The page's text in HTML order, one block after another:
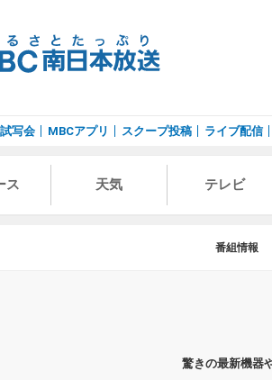
試写会 MBCアプリ スクープ投稿 ライブ配信
ス 天気 テレビ
番組情報
驚きの最新機器